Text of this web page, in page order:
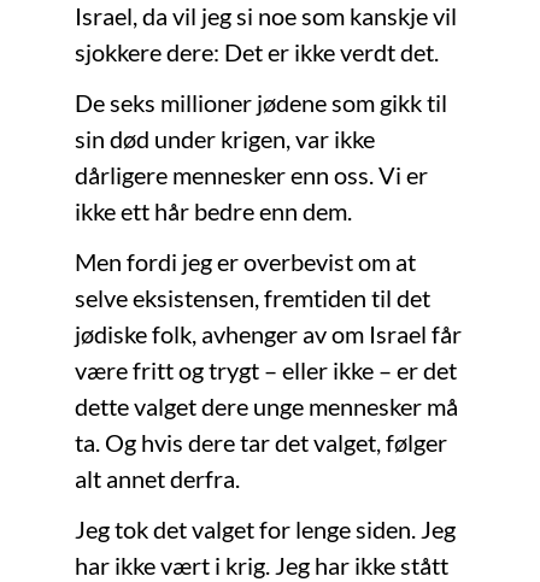
Israel, da vil jeg si noe som kanskje vil
sjokkere dere: Det er ikke verdt det.
De seks millioner jødene som gikk til
sin død under krigen, var ikke
dårligere mennesker enn oss. Vi er
ikke ett hår bedre enn dem.
Men fordi jeg er overbevist om at
selve eksistensen, fremtiden til det
jødiske folk, avhenger av om Israel får
være fritt og trygt – eller ikke – er det
dette valget dere unge mennesker må
ta. Og hvis dere tar det valget, følger
alt annet derfra.
Jeg tok det valget for lenge siden. Jeg
har ikke vært i krig. Jeg har ikke stått